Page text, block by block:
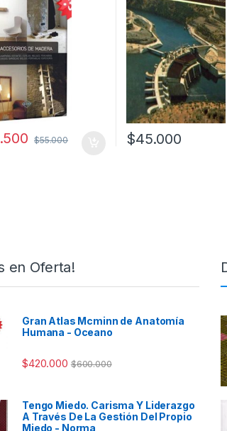
$55.000 $45.000
en Oferta!
Gran Atlas Mcminn de Anatomía
Humana - Oceano
$420.000 $600.000
Tengo Miedo. Carisma Y Liderazgo
A Través De La Gestión Del Propio
Miedo - Norma